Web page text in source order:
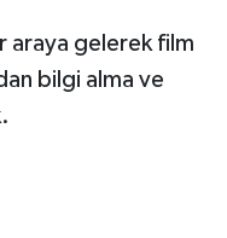
araya gelerek film
bilgi alma ve